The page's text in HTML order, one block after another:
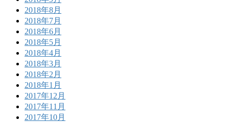
2018年8月
2018年7月
2018年6月
2018年5月
2018年4月
2018年3月
2018年2月
2018年1月
2017年12月
2017年11月
2017年10月